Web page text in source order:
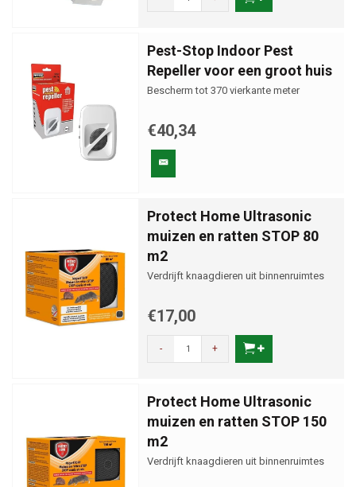
Pest-Stop Indoor Pest
Repeller voor een groot huis
Bescherm tot 370 vierkante meter
€40,34
Protect Home Ultrasonic
muizen en ratten STOP 80
m2
Verdrijft knaagdieren uit binnenruimtes
€17,00
- +
Protect Home Ultrasonic
muizen en ratten STOP 150
m2
Verdrijft knaagdieren uit binnenruimtes